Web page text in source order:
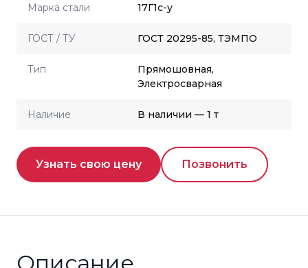
Марка стали 17Г1с-у
ГОСТ / ТУ ГОСТ 20295-85, ТЭМПО
Тип
Прямошовная,
Электросварная
Наличие В наличии — 1 т
Узнать свою цену Позвонить